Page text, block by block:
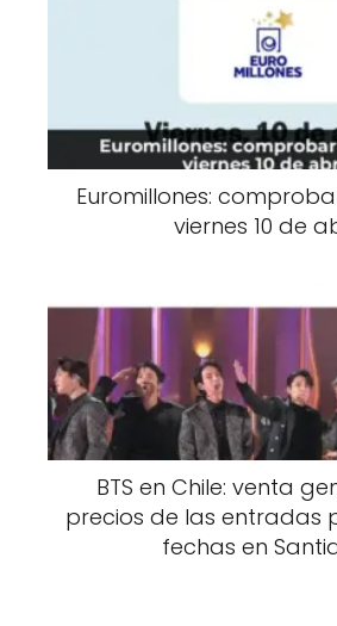
Euromillones:
viernes 10 de
BTS en Chile: venta
precios de las entradas
fechas en